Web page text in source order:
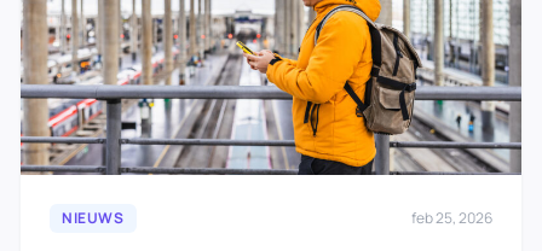
NIEUWS feb 25, 2026